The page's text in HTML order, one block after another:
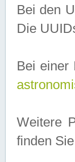
Bei den
Die
Bei einer
Weitere
finden